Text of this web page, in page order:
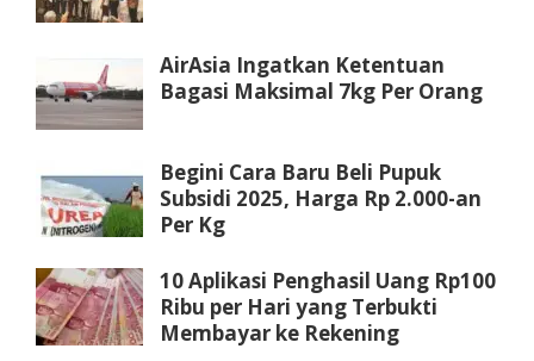
AirAsia Ingatkan Ketentuan
Bagasi Maksimal 7kg Per Orang
Begini Cara Baru Beli Pupuk
Subsidi 2025, Harga Rp 2.000-an
Per Kg
10 Aplikasi Penghasil Uang Rp100
Ribu per Hari yang Terbukti
Membayar ke Rekening